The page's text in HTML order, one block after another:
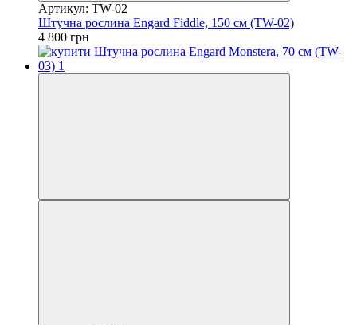
Артикул: TW-02
Штучна рослина Engard Fiddle, 150 см (TW-02)
4 800 грн